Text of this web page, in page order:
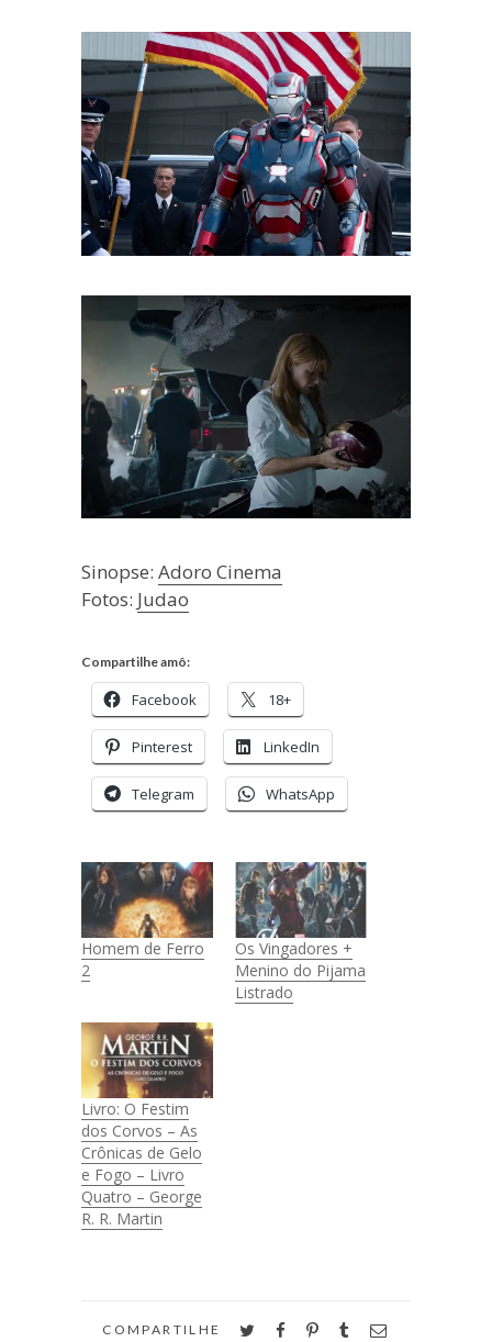
Sinopse: Adoro Cinema
Fotos: Judao
Compartilhe amô:
Facebook 18+
Pinterest LinkedIn
Telegram WhatsApp
Homem de Ferro
2
Os Vingadores +
Menino do Pijama
Listrado
Livro: O Festim
dos Corvos – As
Crônicas de Gelo
e Fogo – Livro
Quatro – George
R. R. Martin
COMPARTILHE twitterfacebookpinterest
tumblr